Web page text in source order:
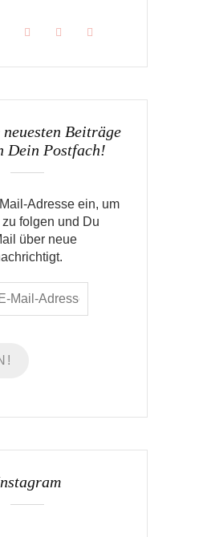
Beiträge
Dein Postfach!
Adresse ein, um
folgen und Du
über neue